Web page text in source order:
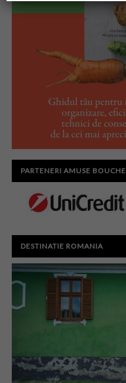
PARTENERI AMUSE BOUCHE
DESTINATIE ROMANIA